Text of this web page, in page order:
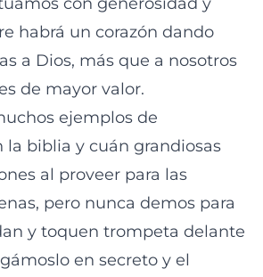
habrá un corazón dando
a Dios, más que a nosotros
de mayor valor.
ejemplos de
la biblia y cuán grandiosas
al proveer para las
pero nunca demos para
y toquen trompeta delante
en secreto y el